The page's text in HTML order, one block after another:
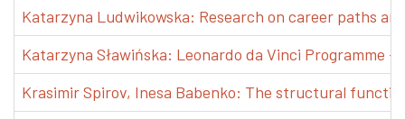
Katarzyna Ludwikowska: Research on career paths
Katarzyna Sławińska: Leonardo da Vinci Programme
Krasimir Spirov, Inesa Babenko: The structural